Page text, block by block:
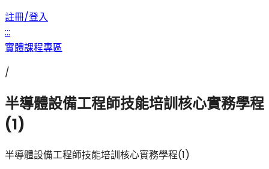
註冊/登入
:::
實體課程專區
/
半導體設備工程師技能培訓核心實務學程
(1)
半導體設備工程師技能培訓核心實務學程(1)